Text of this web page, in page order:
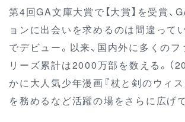
第4回GA文庫大賞で【大賞】を受賞、
ョンに出会いを求めるのは間違って
でデビュー。以来、国内外に多くのフ
リーズ累計は2000万部を数える。（
かに大人気少年漫画『杖と剣のウィ
を務めるなど活躍の場をさらに広げて